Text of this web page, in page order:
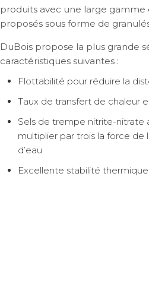
produits avec une large
proposés sous forme de
DuBois propose la plus grande
caractéristiques suivantes :
Flottabilité pour réduire la
Taux de transfert de chaleur
Sels de trempe nitrite-nitrate
multiplier par trois la force
d’eau
Excellente stabilité